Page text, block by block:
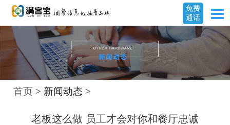
免费
通话
首页 > 新闻动态 >
老板这么做 员工才会对你和餐厅忠诚